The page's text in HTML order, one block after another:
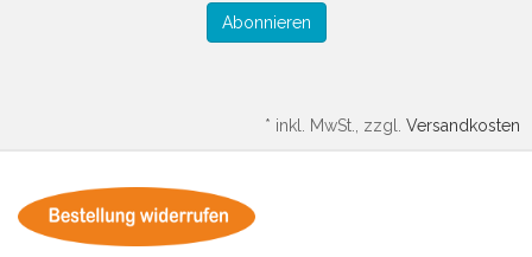
Abonnieren
* inkl. MwSt., zzgl. Versandkosten